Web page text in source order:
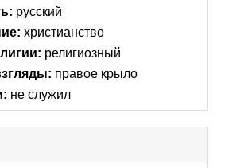
collapse
русский
христианство
религиозный
правое крыло
не служил